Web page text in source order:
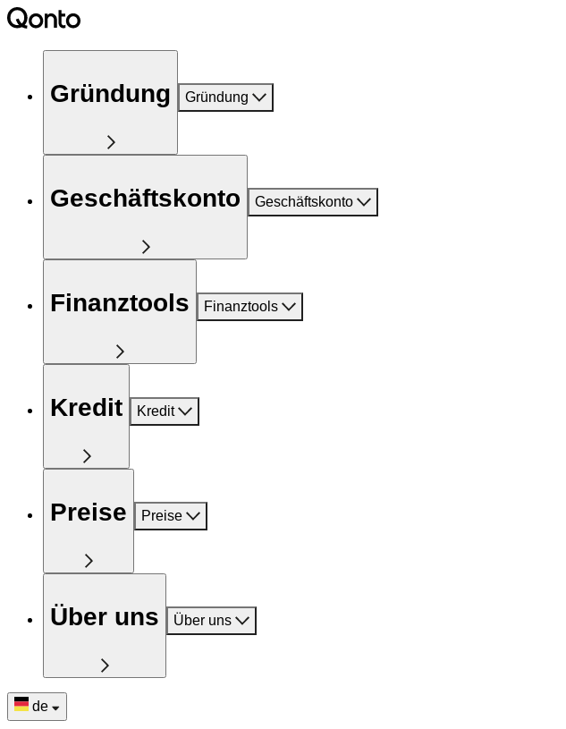
Gründung Gründung
Geschäftskonto Geschäftskonto
Finanztools Finanztools
Kredit Kredit
Preise Preise
Über uns Über uns
de